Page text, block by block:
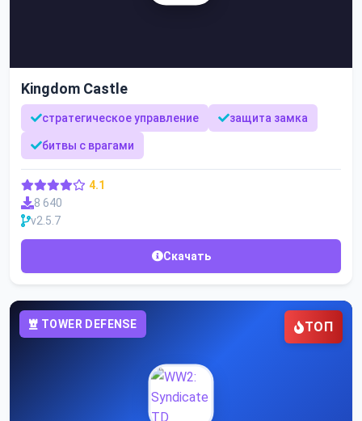
Kingdom Castle
стратегическое управление защита замка
битвы с врагами
4.1
8 640
v2.5.7
Скачать
TOWER DEFENSE ТОП